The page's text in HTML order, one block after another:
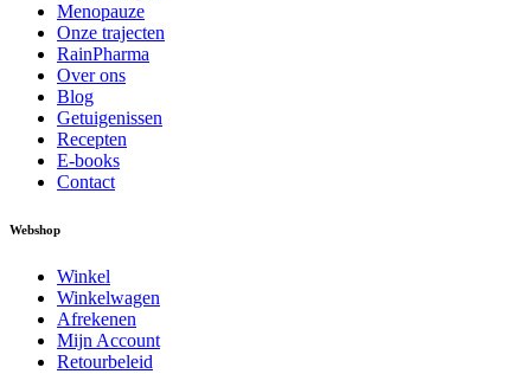
Menopauze
Onze trajecten
RainPharma
Over ons
Blog
Getuigenissen
Recepten
E-books
Contact
Webshop
Winkel
Winkelwagen
Afrekenen
Mijn Account
Retourbeleid